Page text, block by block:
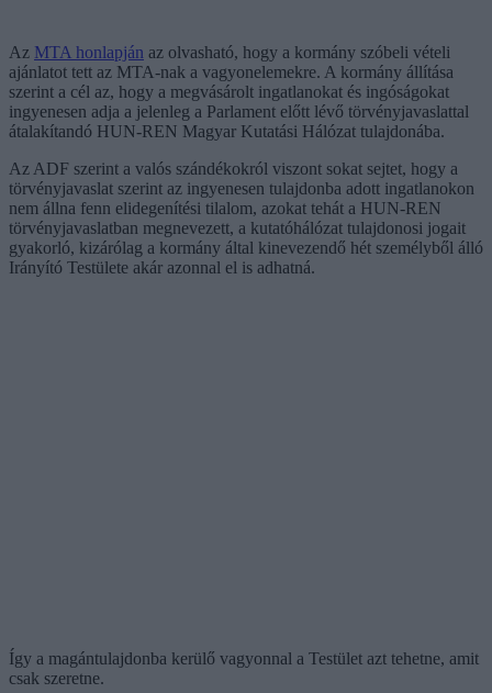
Az MTA honlapján az olvasható, hogy a kormány szóbeli vételi
ajánlatot tett az MTA-nak a vagyonelemekre. A kormány állítása
szerint a cél az, hogy a megvásárolt ingatlanokat és ingóságokat
ingyenesen adja a jelenleg a Parlament előtt lévő törvényjavaslattal
átalakítandó HUN-REN Magyar Kutatási Hálózat tulajdonába.
Az ADF szerint a valós szándékokról viszont sokat sejtet, hogy a
törvényjavaslat szerint az ingyenesen tulajdonba adott ingatlanokon
nem állna fenn elidegenítési tilalom, azokat tehát a HUN-REN
törvényjavaslatban megnevezett, a kutatóhálózat tulajdonosi jogait
gyakorló, kizárólag a kormány által kinevezendő hét személyből álló
Irányító Testülete akár azonnal el is adhatná.
Így a magántulajdonba kerülő vagyonnal a Testület azt tehetne, amit
csak szeretne.